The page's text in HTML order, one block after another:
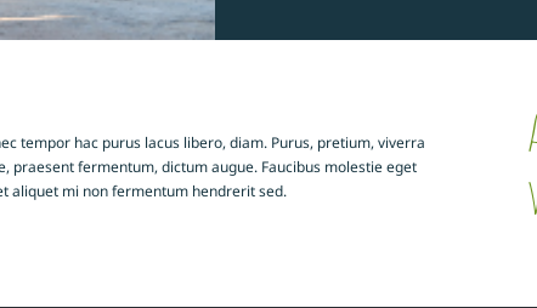
tempor hac purus lacus libero, diam. Purus, pretium, viverra
praesent fermentum, dictum augue. Faucibus molestie eget
aliquet mi non fermentum hendrerit sed.